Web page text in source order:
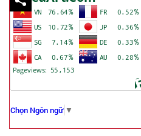
Chọn Ngôn ngữ ▼